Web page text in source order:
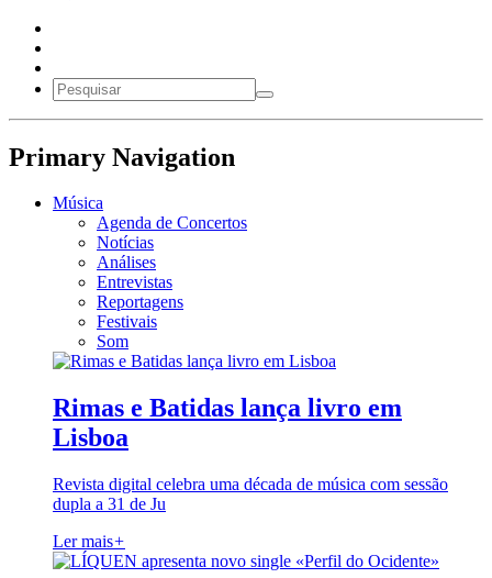
Primary Navigation
Música
Agenda de Concertos
Notícias
Análises
Entrevistas
Reportagens
Festivais
Som
Rimas e Batidas lança livro em
Lisboa
Revista digital celebra uma década de música com sessão
dupla a 31 de Ju
Ler mais+